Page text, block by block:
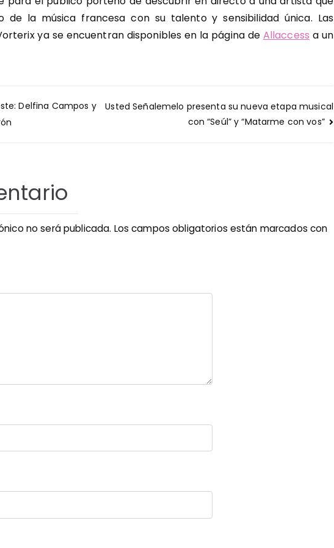
de la música francesa con su talento y sensibilidad única. Las
ya se encuentran disponibles en la página de Allaccess a un
Delfina Campos y
Usted Señalemelo presenta su nueva etapa musical
con “Seúl” y “Matarme con vos”
no será publicada. Los campos obligatorios están marcados con